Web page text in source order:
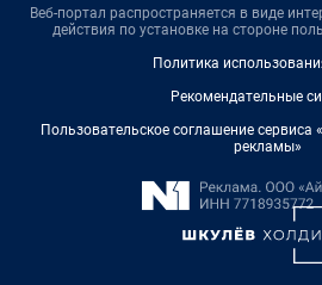
Веб-портал распространяется в виде
действия по установке на стороне
Политика
Рекомендательные
Пользовательское соглашение сервиса
рекламы»